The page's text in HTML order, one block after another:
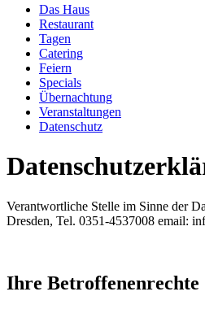
Das Haus
Restaurant
Tagen
Catering
Feiern
Specials
Übernachtung
Veranstaltungen
Datenschutz
Verantwortliche Stelle im Sinne der
Dresden, Tel. 0351-4537008 email:
Ihre Betroffenenrechte